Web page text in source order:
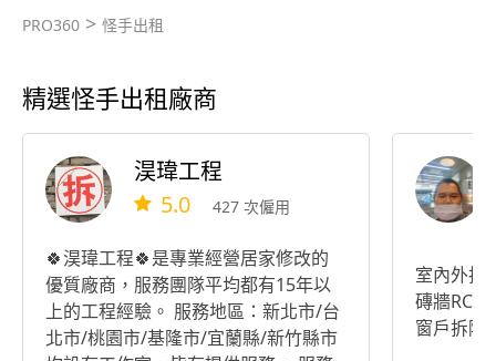
PRO360 > 怪手出租
精選怪手出租廠商
淏瑋工程
5.0 427 次僱用
🍀淏瑋工程🍀是專業經營居家修改的
優質廠商，服務團隊平均都有15年以
上的工程經驗。 服務地區：新北市/台
北市/桃園市/基隆市/宜蘭縣/新竹縣市
室內外拆
磚牆RC
窗戶拆除